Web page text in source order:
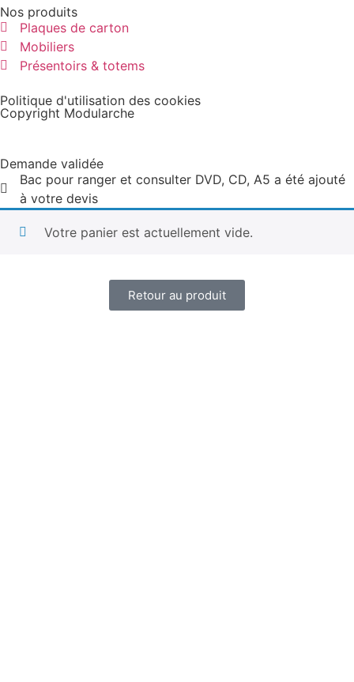
Nos produits
Plaques de carton
Mobiliers
Présentoirs & totems
Politique d'utilisation des cookies
Copyright Modularche
Demande validée
Bac pour ranger et consulter DVD, CD, A5 a été ajouté
à votre devis
Votre panier est actuellement vide.
Retour au produit